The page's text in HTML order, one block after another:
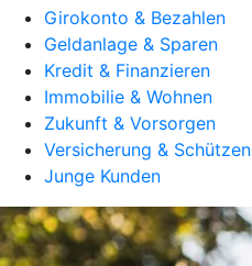
Girokonto & Bezahlen
Geldanlage & Sparen
Kredit & Finanzieren
Immobilie & Wohnen
Zukunft & Vorsorgen
Versicherung & Schützen
Junge Kunden